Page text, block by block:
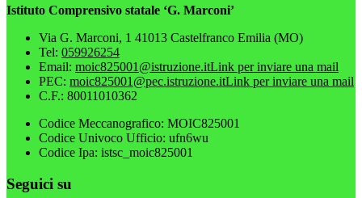
Istituto Comprensivo statale ‘G. Marconi’
Via G. Marconi, 1 41013 Castelfranco Emilia (MO)
Tel: 059926254
Email: moic825001@istruzione.itLink per inviare una mail
PEC: moic825001@pec.istruzione.itLink per inviare una mail
C.F.: 80011010362
Codice Meccanografico: MOIC825001
Codice Univoco Ufficio: ufn6wu
Codice Ipa: istsc_moic825001
Seguici su